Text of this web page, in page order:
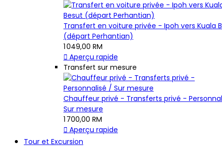
Transfert en voiture privée - Ipoh vers Kuala
(départ Perhantian)
1 049,00 RM
 Aperçu rapide
Transfert sur mesure
Chauffeur privé - Transferts privé -
Sur mesure
1 700,00 RM
 Aperçu rapide
Tour et Excursion